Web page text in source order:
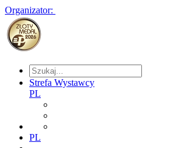
Organizator:
Strefa Wystawcy
PL
PL